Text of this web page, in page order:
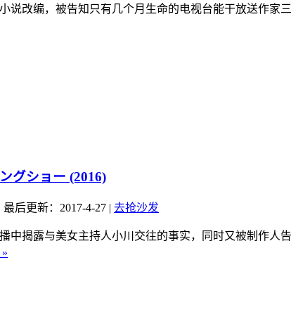
说改编，被告知只有几个月生命的电视台能干放送作家
グショー (2016)
最后更新：2017-4-27 | 去抢沙发
中揭露与美女主持人小川交往的事实，同时又被制作